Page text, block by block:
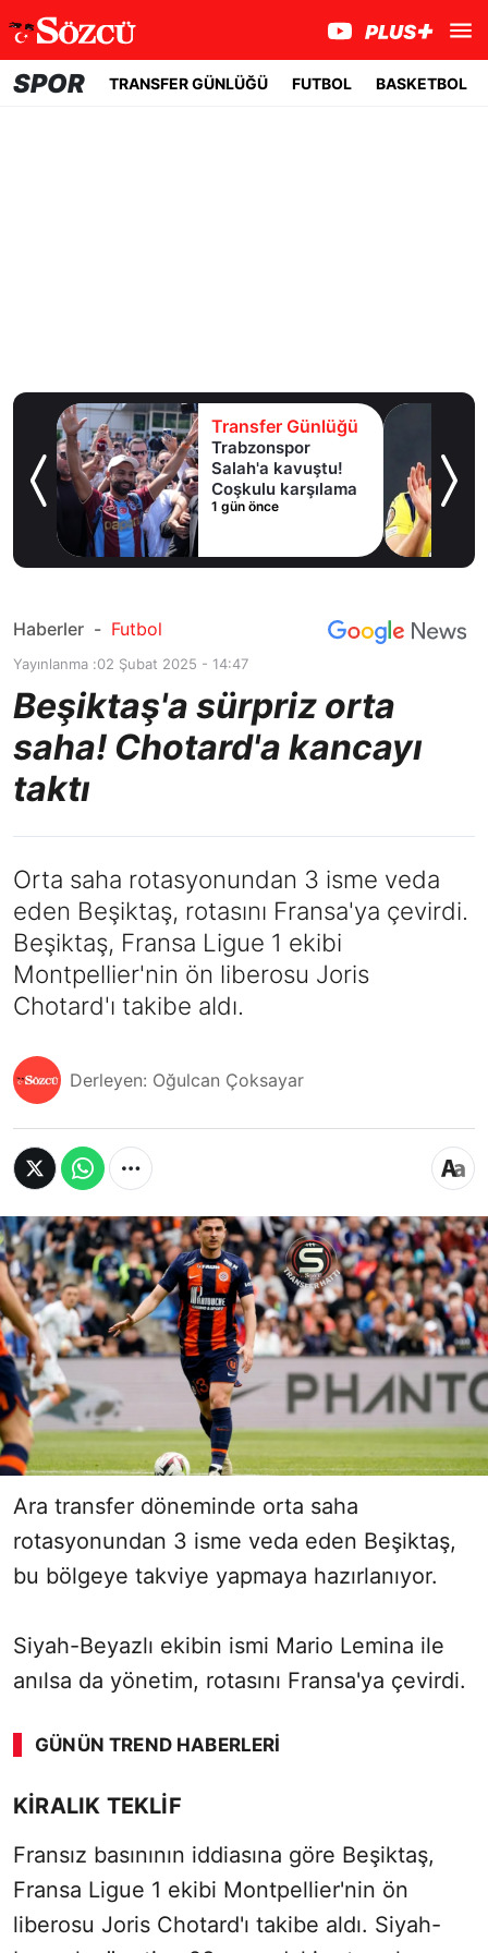
SPOR TRANSFER GÜNLÜĞÜ FUTBOL BASKETBOL
Transfer Günlüğü
Trabzonspor
Salah'a kavuştu!
Coşkulu karşılama
1 gün önce
Haberler - Futbol
Yayınlanma :02 Şubat 2025 - 14:47
Beşiktaş'a sürpriz orta
saha! Chotard'a kancayı
taktı
Orta saha rotasyonundan 3 isme veda
eden Beşiktaş, rotasını Fransa'ya çevirdi.
Beşiktaş, Fransa Ligue 1 ekibi
Montpellier'nin ön liberosu Joris
Chotard'ı takibe aldı.
Derleyen: Oğulcan Çoksayar
Ara transfer döneminde orta saha
rotasyonundan 3 isme veda eden Beşiktaş,
bu bölgeye takviye yapmaya hazırlanıyor.
Siyah-Beyazlı ekibin ismi Mario Lemina ile
anılsa da yönetim, rotasını Fransa'ya çevirdi.
GÜNÜN TREND HABERLERI
SÖZCÜ SON DAKİKA
KİRALIK TEKLİF
Fransız basınının iddiasına göre Beşiktaş,
Fransa Ligue 1 ekibi Montpellier'nin ön
liberosu Joris Chotard'ı takibe aldı. Siyah-